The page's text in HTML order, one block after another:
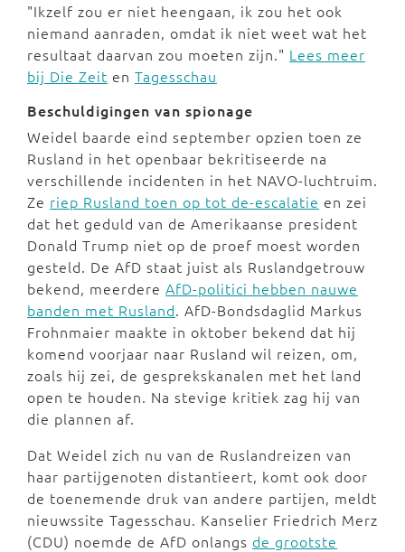
"Ikzelf zou er niet heengaan, ik zou het ook
niemand aanraden, omdat ik niet weet wat het
resultaat daarvan zou moeten zijn." Lees meer
bij Die Zeit en Tagesschau
Beschuldigingen van spionage
Weidel baarde eind september opzien toen ze
Rusland in het openbaar bekritiseerde na
verschillende incidenten in het NAVO-luchtruim.
Ze riep Rusland toen op tot de-escalatie en zei
dat het geduld van de Amerikaanse president
Donald Trump niet op de proef moest worden
gesteld. De AfD staat juist als Ruslandgetrouw
bekend, meerdere AfD-politici hebben nauwe
banden met Rusland. AfD-Bondsdaglid Markus
Frohnmaier maakte in oktober bekend dat hij
komend voorjaar naar Rusland wil reizen, om,
zoals hij zei, de gesprekskanalen met het land
open te houden. Na stevige kritiek zag hij van
die plannen af.
Dat Weidel zich nu van de Ruslandreizen van
haar partijgenoten distantieert, komt ook door
de toenemende druk van andere partijen, meldt
nieuwssite Tagesschau. Kanselier Friedrich Merz
(CDU) noemde de AfD onlangs de grootste